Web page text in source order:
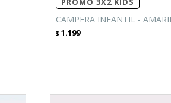
CAMPERA INFANTIL -
$ 1.199